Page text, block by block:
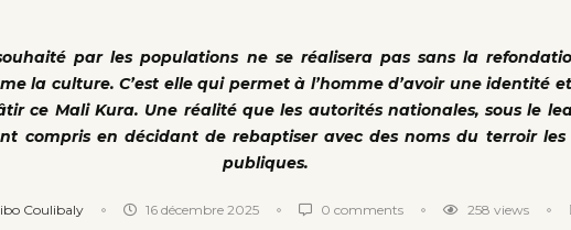
par les populations ne se réalisera pas sans la
la culture. C’est elle qui permet à l’homme d’avoir une identité
ce Mali Kura. Une réalité que les autorités nationales, sous le
compris en décidant de rebaptiser avec des noms du terroir les
publiques.
Coulibaly 16 décembre 2025 0 comments 258 views